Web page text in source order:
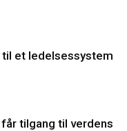
til et ledelsessystem
tilgang til verdens